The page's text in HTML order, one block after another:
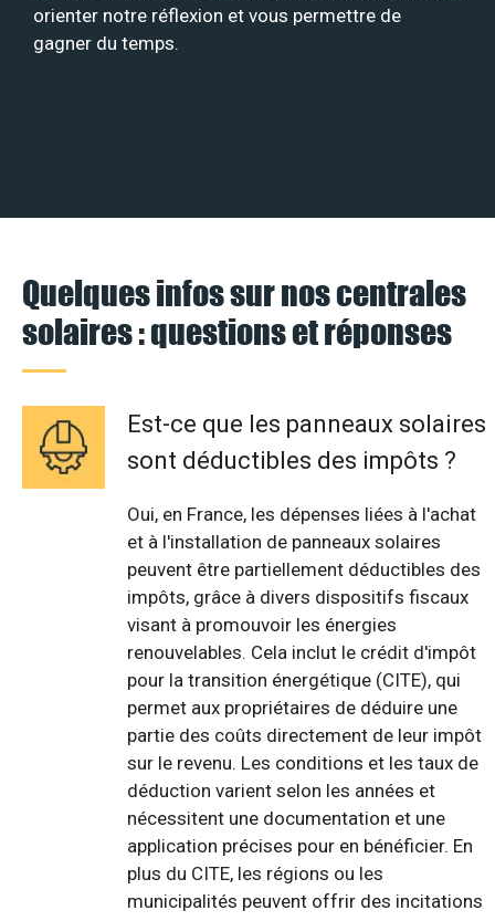
orienter notre réflexion et vous permettre de
gagner du temps.
Quelques infos sur nos centrales
solaires : questions et réponses
Est-ce que les panneaux solaires
sont déductibles des impôts ?
Oui, en France, les dépenses liées à l'achat
et à l'installation de panneaux solaires
peuvent être partiellement déductibles des
impôts, grâce à divers dispositifs fiscaux
visant à promouvoir les énergies
renouvelables. Cela inclut le crédit d'impôt
pour la transition énergétique (CITE), qui
permet aux propriétaires de déduire une
partie des coûts directement de leur impôt
sur le revenu. Les conditions et les taux de
déduction varient selon les années et
nécessitent une documentation et une
application précises pour en bénéficier. En
plus du CITE, les régions ou les
municipalités peuvent offrir des incitations